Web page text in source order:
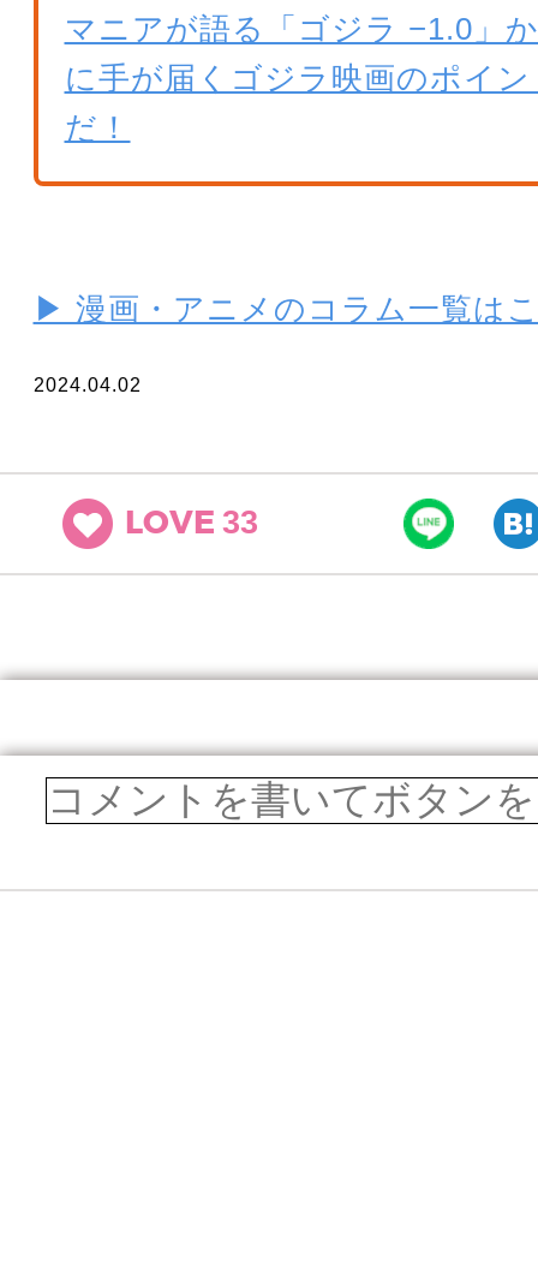
マニアが語る「ゴジラ −1.0」
に手が届くゴジラ映画のポイ
だ！
▶ 漫画・アニメのコラム一覧は
2024.04.02
LOVE 33